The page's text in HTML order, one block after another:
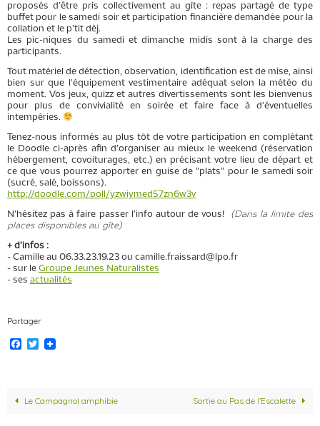
proposés d'être pris collectivement au gîte : repas partagé de type
buffet pour le samedi soir et participation financière demandée pour la
collation et le p'tit dèj.
Les pic-niques du samedi et dimanche midis sont à la charge des
participants.
Tout matériel de détection, observation, identification est de mise, ainsi
bien sur que l'équipement vestimentaire adéquat selon la météo du
moment. Vos jeux, quizz et autres divertissements sont les bienvenus
pour plus de convivialité en soirée et faire face à d'éventuelles
intempéries.
Tenez-nous informés au plus tôt de votre participation en complétant
le Doodle ci-après afin d'organiser au mieux le weekend (réservation
hébergement, covoiturages, etc.) en précisant votre lieu de départ et
ce que vous pourrez apporter en guise de "plats" pour le samedi soir
(sucré, salé, boissons).
http://doodle.com/poll/yzwiymed57zn6w3v
N'hésitez pas à faire passer l'info autour de vous!
(Dans la limite des
places disponibles au gîte)
+ d'infos :
- Camille au 06.33.23.19.23 ou camille.fraissard@lpo.fr
- sur le Groupe Jeunes Naturalistes
- ses actualités
Partager
F
o
T
e
Le Campagnol amphibie Sortie au Pas de l’Escalette